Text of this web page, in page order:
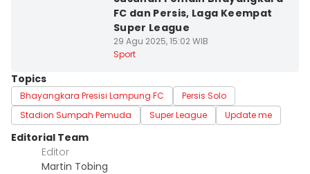
FC dan Persis, Laga Keempat
Super League
29 Agu 2025, 15:02 WIB
Sport
Topics
Bhayangkara Presisi Lampung FC
Persis Solo
Stadion Sumpah Pemuda
Super League Update me
Editorial Team
Editor
Martin Tobing